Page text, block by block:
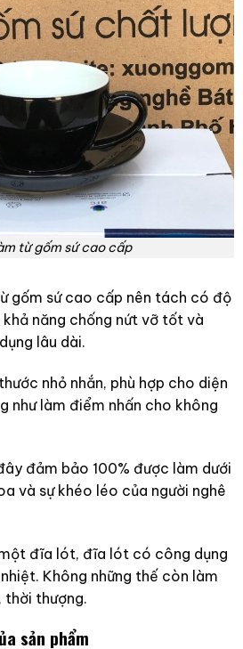
từ gốm sứ cao cấp
gốm sứ cao cấp nên tách có độ
năng chống nứt vỡ tốt và
lâu dài.
nhỏ nhắn, phù hợp cho diện
như làm điểm nhấn cho không
đảm bảo 100% được làm dưới
và sự khéo léo của người nghê
đĩa lót, đĩa lót có công dụng
Không những thế còn làm
thượng.
sản phẩm